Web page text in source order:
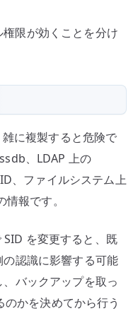
限が効くことを分け
に複製すると危険で
、LDAP 上の
、ファイルシステム上
報です。
を変更すると、既
認識に影響する可能
バックアップを取っ
かを決めてから行う